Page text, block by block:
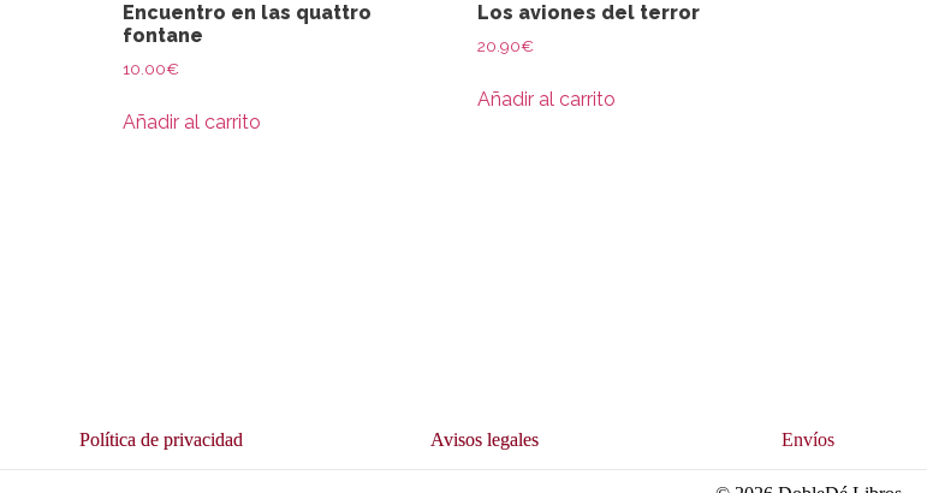
Encuentro en las quattro
fontane
10.00€
Añadir al carrito
Los aviones del terror
20.90€
Añadir al carrito
Política de privacidad Avisos legales Envíos